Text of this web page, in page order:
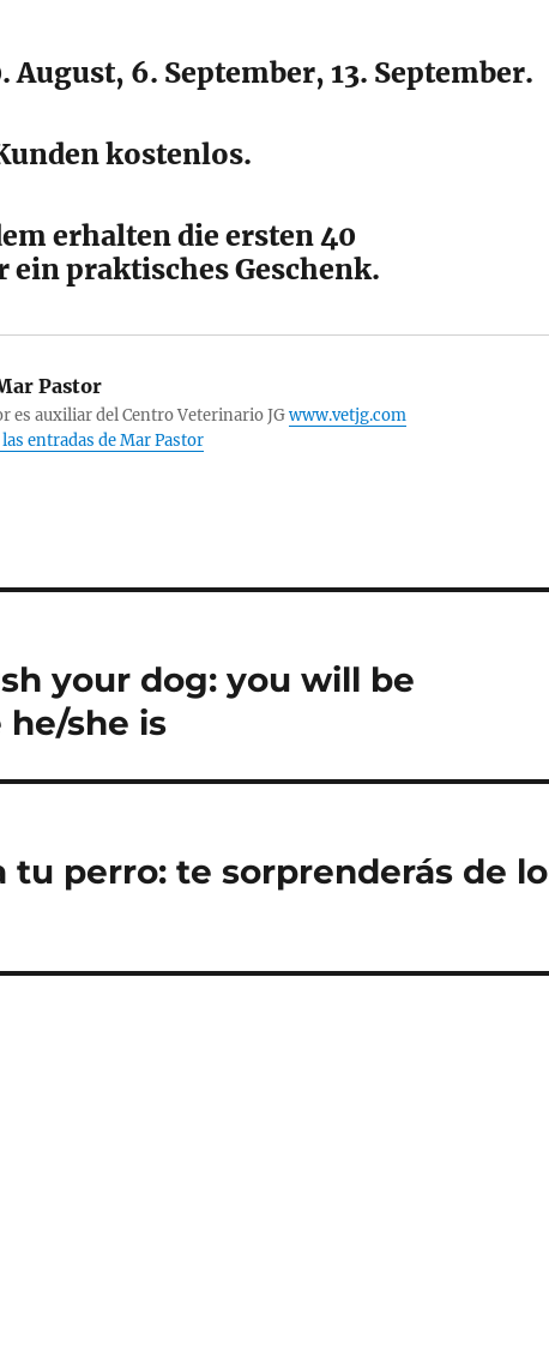
August, 6. September, 13. September.
kostenlos.
erhalten die ersten 40
praktisches Geschenk.​
Pastor
es auxiliar del Centro Veterinario JGwww.vetjg.com
entradas de Mar Pastor
your dog: you will be
she is
tu perro: te sorprenderás de lo